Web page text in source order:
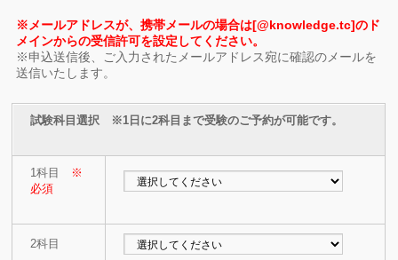
※メールアドレスが、携帯メールの場合は[@knowledge.tc]のド
メインからの受信許可を設定してください。
※申込送信後、ご入力されたメールアドレス宛に確認のメールを
送信いたします。
試験科目選択 ※1日に2科目まで受験のご予約が可能です。
1科目
※
必須
2科目